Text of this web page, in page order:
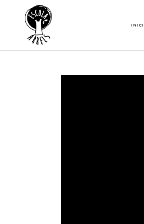
INICI